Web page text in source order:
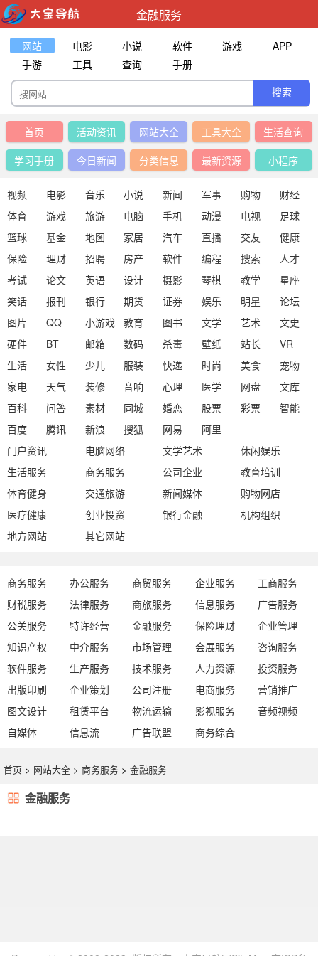
金融服务
网站 电影 小说 软件 游戏
APP
手游
工具 查询 手册
首页 活动资讯 网站大全 工具大全
生活查询
学习手册
今日新闻 分类信息 最新资源 小程序
视频 电影 音乐 小说 新闻 军事 购物
财经
体育
游戏 旅游 电脑 手机 动漫 电视
足球
篮球
基金 地图 家居 汽车 直播 交友
健康
保险
理财 招聘 房产 软件 编程 搜索
人才
考试
论文 英语 设计 摄影 琴棋 教学
星座
笑话
报刊 银行 期货 证券 娱乐 明星
论坛
图片
QQ 小游戏 教育 图书 文学 艺术
文史
硬件
BT 邮箱 数码 杀毒 壁纸 站长
VR
生活
女性 少儿 服装 快递 时尚 美食
宠物
家电
天气 装修 音响 心理 医学 网盘
文库
百科
问答 素材 同城 婚恋 股票 彩票
智能
百度
腾讯 新浪 搜狐 网易
阿里
门户资讯
电脑网络 文学艺术
休闲娱乐
生活服务
商务服务 公司企业
教育培训
体育健身
交通旅游 新闻媒体
购物网店
医疗健康
创业投资 银行金融
机构组织
地方网站
其它网站
商务服务 办公服务 商贸服务 企业服务
工商服务
财税服务
法律服务 商旅服务 信息服务
广告服务
公关服务
特许经营 金融服务 保险理财
企业管理
知识产权
中介服务 市场管理 会展服务
咨询服务
软件服务
生产服务 技术服务 人力资源
投资服务
出版印刷
企业策划 公司注册 电商服务
营销推广
图文设计
租赁平台 物流运输 影视服务
音频视频
自媒体
信息流 广告联盟 商务综合
首页 > 网站大全 > 商务服务 > 金融服务
金融服务